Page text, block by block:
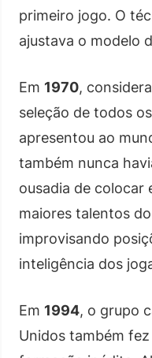
primeiro jogo. O
ajustava o modelo
Em 1970,
seleção de todos
apresentou ao
também nunca
ousadia de colocar
maiores talentos
improvisando
inteligência dos
Em 1994, o grupo
Unidos também